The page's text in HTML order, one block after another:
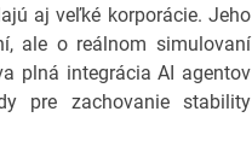
aj veľké korporácie. Jeho
ale o reálnom simulovaní
plná integrácia AI agentov
pre zachovanie stability